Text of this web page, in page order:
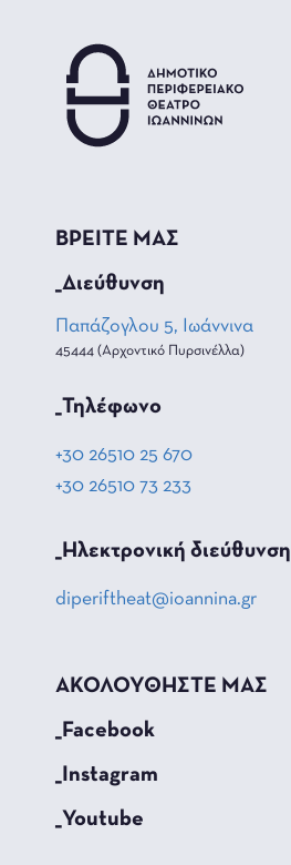
ΒΡΕΙΤΕ ΜΑΣ
_Διεύθυνση
Παπάζογλου 5, Ιωάννινα
45444 (Αρχοντικό Πυρσινέλλα)
_Τηλέφωνο
+30 26510 25 670
+30 26510 73 233
_Hλεκτρονική διεύθυνση
diperiftheat@ioannina.gr
ΑΚΟΛΟΥΘΗΣΤΕ ΜΑΣ
_Facebook
_Instagram
_Youtube